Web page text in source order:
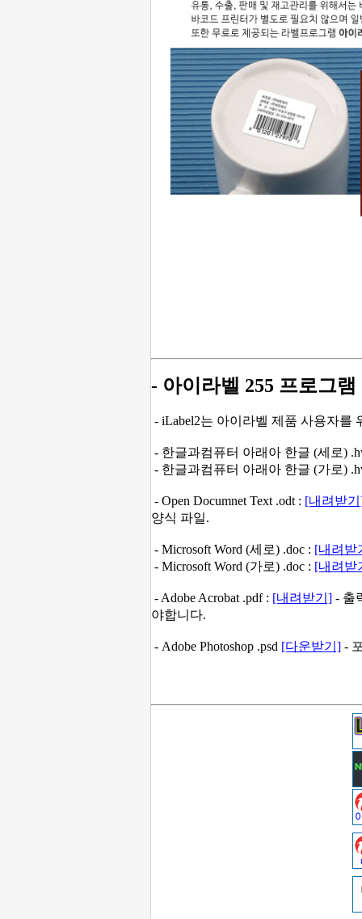
- 아이라벨 255 프로그
- iLabel2는 아이라벨 제품 사용자
- 한글과컴퓨터 아래아 한글 (세로)
- 한글과컴퓨터 아래아 한글 (가로)
- Open Documnet Text .odt : [내려받
양식 파일.
- Microsoft Word (세로) .doc : [내려받
- Microsoft Word (가로) .doc : [내려받
- Adobe Acrobat .pdf : [내려받기] - 출
야합니다.
- Adobe Photoshop .psd [다운받기] -